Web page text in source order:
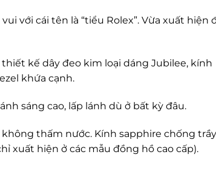
với cái tên là “tiểu Rolex”. Vừa xuất hiện
kế dây đeo kim loại dáng Jubilee, kính
khứa cạnh.
sáng cao, lấp lánh dù ở bất kỳ đâu.
thấm nước. Kính sapphire chống trầy
xuất hiện ở các mẫu đồng hồ cao cấp).